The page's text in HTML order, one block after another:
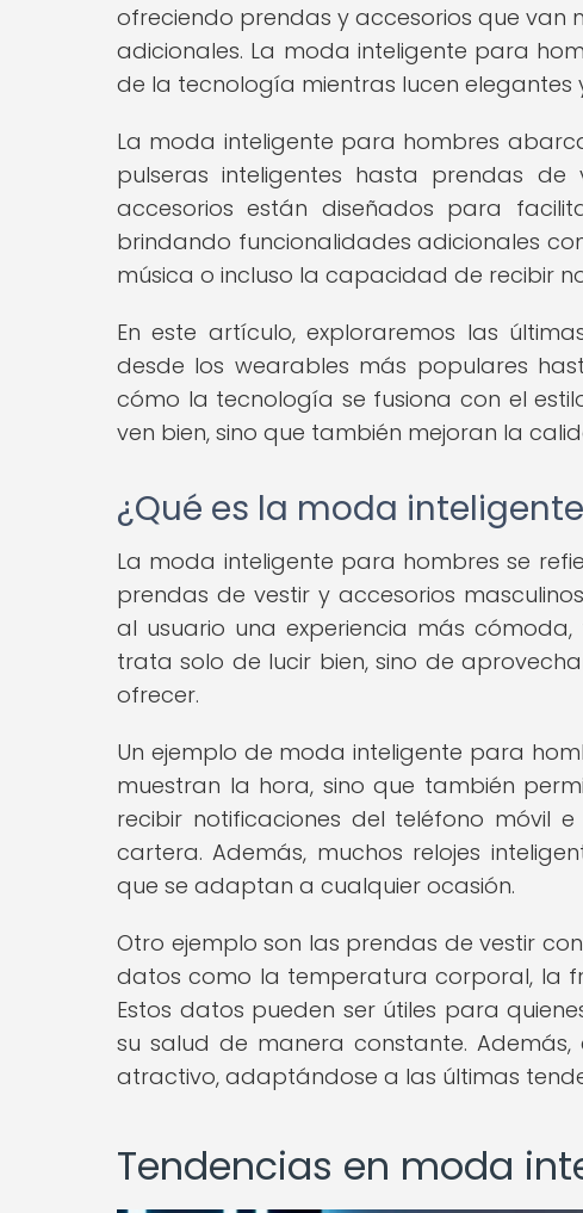
ofreciendo prendas y accesorios que van
adicionales. La moda inteligente para
de la tecnología mientras lucen elegantes
La moda inteligente para hombres
pulseras inteligentes hasta prendas de
accesorios están diseñados para
brindando funcionalidades adicionales
música o incluso la capacidad de recibir
En este artículo, exploraremos las
desde los wearables más populares
cómo la tecnología se fusiona con el
ven bien, sino que también mejoran la
¿Qué es la moda
La moda inteligente para hombres se
prendas de vestir y accesorios
al usuario una experiencia más
trata solo de lucir bien, sino de
ofrecer.
Un ejemplo de moda inteligente para
muestran la hora, sino que también
recibir notificaciones del teléfono móvil
cartera. Además, muchos relojes
que se adaptan a cualquier ocasión.
Otro ejemplo son las prendas de vestir
datos como la temperatura corporal, la
Estos datos pueden ser útiles para
su salud de manera constante.
atractivo, adaptándose a las últimas
Tendencias en moda